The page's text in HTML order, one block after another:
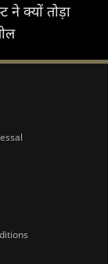
ने क्यों तोड़ा